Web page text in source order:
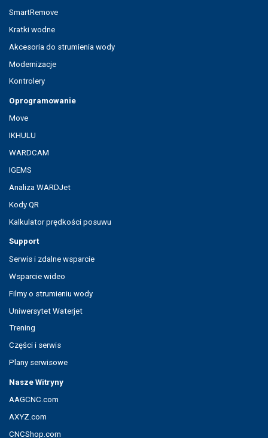
SmartRemove
Kratki wodne
Akcesoria do strumienia wody
Modernizacje
Kontrolery
Oprogramowanie
Move
IKHULU
WARDCAM
IGEMS
Analiza WARDJet
Kody QR
Kalkulator prędkości posuwu
Support
Serwis i zdalne wsparcie
Wsparcie wideo
Filmy o strumieniu wody
Uniwersytet Waterjet
Trening
Części i serwis
Plany serwisowe
Nasze Witryny
AAGCNC.com
AXYZ.com
CNCShop.com